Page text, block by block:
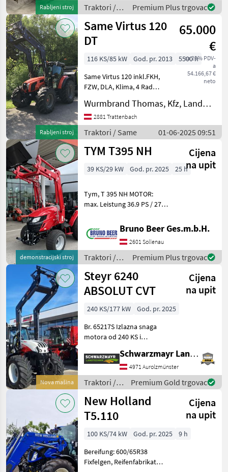
Rabljeni stroj
Maksimalna brzina km/h:
Brzi
Traktori /
Steyr
Premium Plus trgovac
Rabljeni stroj
Same Virtus 120
DT
65.000
€
sa 20% PDV-
a
54.166,67 €
neto
116 KS/85 kW God. pr. 2013
5500 h
Same Virtus 120 inkl.FKH,
FZW, DLA, Klima, 4 Rad
4.1 mit elektrischen
Einhebelsteuergerät, hydr.
Oberlenker. Neuer
Originaler Tauschmotor. P
Wurmbrand Thomas, Kfz, Landmaschinen, Reparatur
2881 Trattenbach
Traktori / Same 01-06-2025 09:51
demonstracijski stroj
TYM T395 NH
Cijena
na upit
39 KS/29 kW God. pr. 2025 25 h
Tym, T 395 NH MOTOR:
max. Leistung 36.9 PS / 27.5
Dieselmotor, Yanmar, 3
Zylinder, 1642 cmü;
Abgasstufe 5; ANTRIEB:
stufenloses Hydro
Bruno Beer Ges.m.b.H.
2601 Sollenau
Traktori /
TYM
Premium Plus trgovac
Nova mašina
Steyr 6240
ABSOLUT CVT
Cijena
na upit
240 KS/177 kW
God. pr. 2025
Br. 65217S Izlazna snaga
motora od 240 KS i
cilindrični motor s
obujmom od 6, 7 litara i
standardom emisija Stage V
Kontinuirano varijabilni m
Schwarzmayr Landtechnik GmbH - Aurolzmünster
4971 Aurolzmünster
Traktori /
Steyr
Premium Gold trgovac
New Holland
T5.110
Cijena
na upit
100 KS/74 kW God. pr. 2025
9 h
Bereifung: 600/65R38
Fixfelgen, Reifenfabrikat